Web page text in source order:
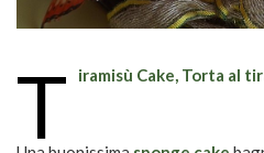
T iramisù Cake, Torta al